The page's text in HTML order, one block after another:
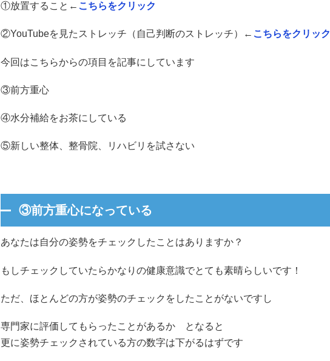
①放置すること← こちらをクリック
②YouTubeを見たストレッチ（自己判断のストレッチ）← こちらをクリック
今回はこちらからの項目を記事にしています
③前方重心
④水分補給をお茶にしている
⑤新しい整体、整骨院、リハビリを試さない
③前方重心になっている
あなたは自分の姿勢をチェックしたことはありますか？
もしチェックしていたらかなりの健康意識でとても素晴らしいです！
ただ、ほとんどの方が姿勢のチェックをしたことがないですし
専門家に評価してもらったことがあるか となると
更に姿勢チェックされている方の数字は下がるはずです